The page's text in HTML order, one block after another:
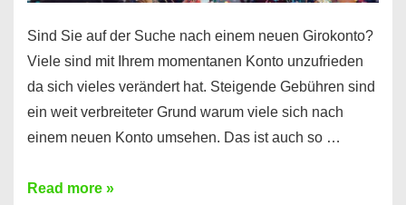
Sind Sie auf der Suche nach einem neuen Girokonto?
Viele sind mit Ihrem momentanen Konto unzufrieden
da sich vieles verändert hat. Steigende Gebühren sind
ein weit verbreiteter Grund warum viele sich nach
einem neuen Konto umsehen. Das ist auch so …
Konto
Read more »